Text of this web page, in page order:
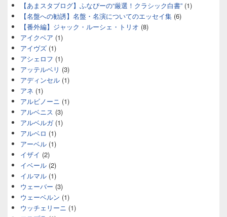
【あまスタブログ】ふなぴーの“厳選！クラシック白書” (1)
【名盤への勧誘】名盤・名演についてのエッセイ集 (6)
【番外編】ジャック・ルーシェ・トリオ (8)
アイクベア (1)
アイヴズ (1)
アシェロフ (1)
アッテルベリ (3)
アディンセル (1)
アネ (1)
アルビノーニ (1)
アルベニス (3)
アルベルガ(1)
アルベロ (1)
アーベル (1)
イザイ (2)
イベール (2)
イルマル (1)
ウェーバー (3)
ウェーベルン (1)
ウッチェリーニ (1)